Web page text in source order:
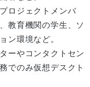
ロジェクトメンバ
教育機関の学生、ソ
ン環境など。
ーやコンタクトセン
でのみ仮想デスクト